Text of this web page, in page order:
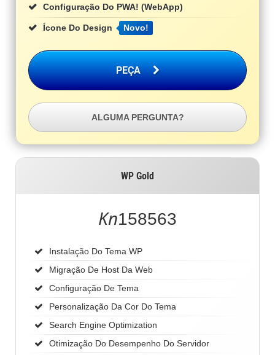
Configuração Do PWA! (WebApp)
Ícone Do Design Novo!
PEÇA
ALGUMA PERGUNTA?
WP Gold
Kn158563
Instalação Do Tema WP
Migração De Host Da Web
Configuração De Tema
Personalização Da Cor Do Tema
Search Engine Optimization
Otimização Do Desempenho Do Servidor